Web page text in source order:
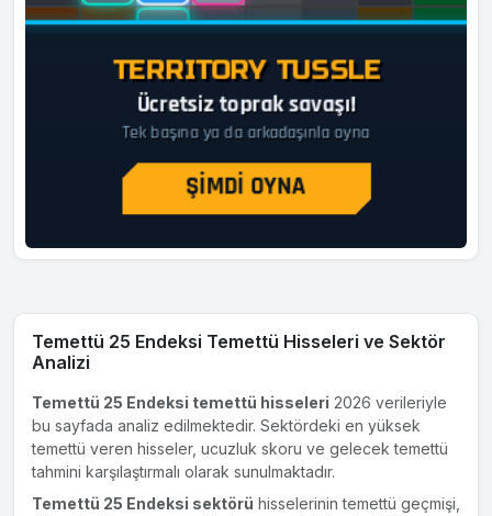
sermayesini temsil eden ve toplam nominal değeri
100.000.000 TLolan payların tamamının Şirketimiz
tarafından devralınmasına...
Yatırım Haberi
Coca-Cola İçecek, Kazakistan Aktöbe'de dördüncü
şişeleme fabrikasının temel atma törenini gerçekleştirdi;
Kazakistan'daki toplam yatırım tutarı550 milyon
Tofaş, Bursa fabrikasında boya hattındaki teknoloji ve
50.000adet artırarak450.000'den500.000 adede
yükseltti; kapasite raporu güncellemesi için başvuru süreci
başlatıldı.
FROTO 13 Mar 2026
Temettü 25 Endeksi Temettü Hisseleri ve Sektör
Analizi
Temettü 25 Endeksi temettü hisseleri 2026 verileriyle
bu sayfada analiz edilmektedir. Sektördeki en yüksek
temettü veren hisseler, ucuzluk skoru ve gelecek temettü
tahmini karşılaştırmalı olarak sunulmaktadır.
Temettü 25 Endeksi sektörü hisselerinin temettü geçmişi,